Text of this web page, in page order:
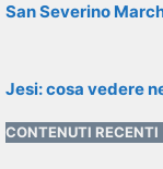
San Severino
Jesi: cosa vedere
CONTENUTI RECENTI